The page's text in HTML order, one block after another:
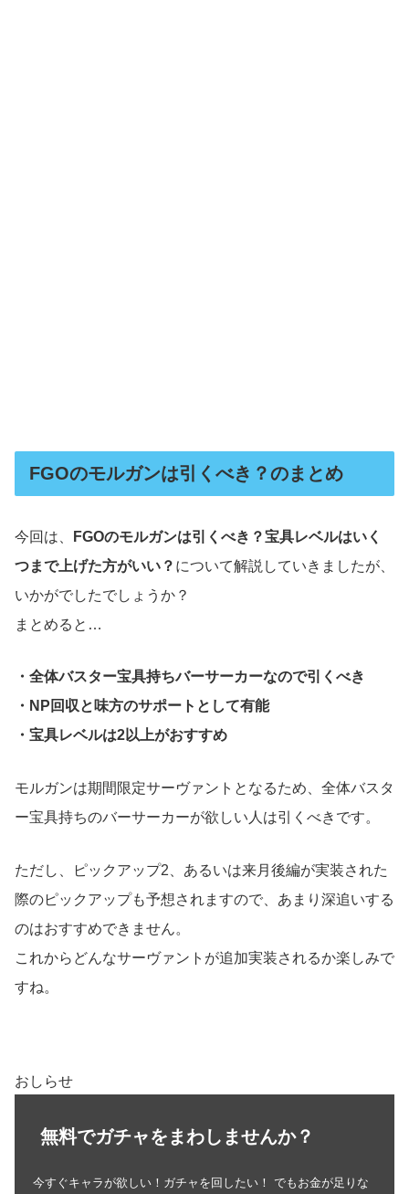
FGOのモルガンは引くべき？のまとめ
今回は、
FGOのモルガンは引くべき？宝具レベルはいく
つまで上げた方がいい？ について解説していきましたが、
いかがでしたでしょうか？
まとめると…
・全体バスター宝具持ちバーサーカーなので引くべき
・NP回収と味方のサポートとして有能
・宝具レベルは2以上がおすすめ
モルガンは期間限定サーヴァントとなるため、全体バスタ
ー宝具持ちのバーサーカーが欲しい人は引くべきです。
ただし、ピックアップ2、あるいは来月後編が実装された
際のピックアップも予想されますので、あまり深追いする
のはおすすめできません。
これからどんなサーヴァントが追加実装されるか楽しみで
すね。
おしらせ
無料でガチャをまわしませんか？
今すぐキャラが欲しい！ガチャを回したい！ でもお金が足りな